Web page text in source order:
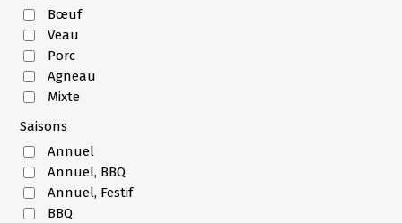
Bœuf
Veau
Porc
Agneau
Mixte
Saisons
Annuel
Annuel, BBQ
Annuel, Festif
BBQ